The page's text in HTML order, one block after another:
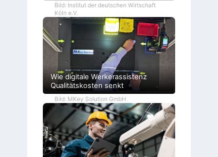
Bild: Institut der deutschen Wirtschaft
Köln e.V.
Wie digitale Werkerassistenz
Qualitätskosten senkt
Bild: MKey Solution GmbH